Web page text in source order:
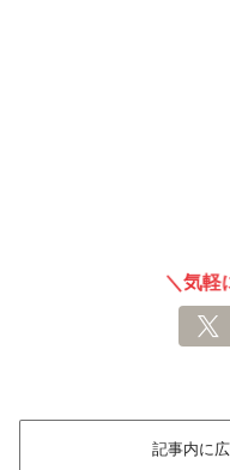
＼気軽
記事内に